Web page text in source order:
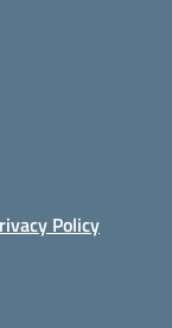
Policy